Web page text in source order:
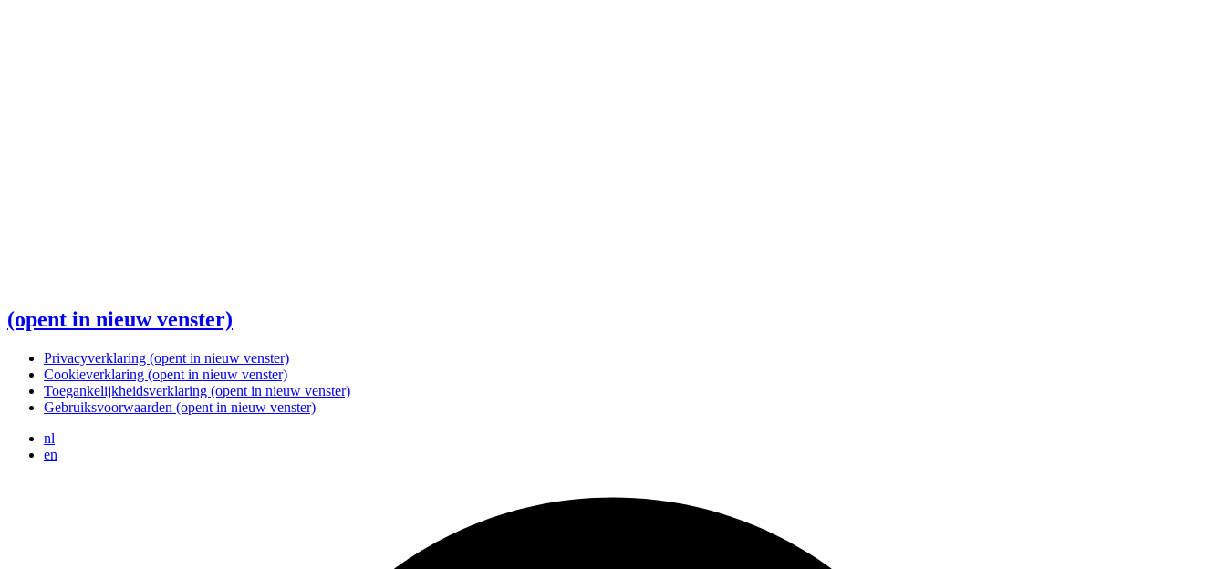
(opent in nieuw venster)
Privacyverklaring (opent in nieuw venster)
Cookieverklaring (opent in nieuw venster)
Toegankelijkheidsverklaring (opent in nieuw venster)
Gebruiksvoorwaarden (opent in nieuw venster)
nl
en